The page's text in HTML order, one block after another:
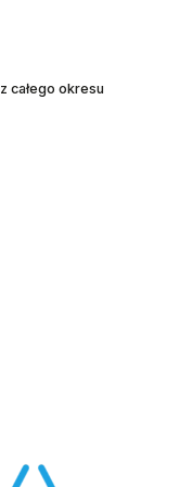
z całego okresu